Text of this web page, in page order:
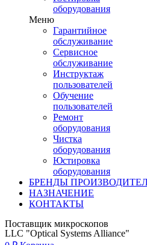
оборудования
Меню
Гарантийное
обслуживание
Сервисное
обслуживание
Инструктаж
пользователей
Обучение
пользователей
Ремонт
оборудования
Чистка
оборудования
Юстировка
оборудования
БРЕНДЫ
НАЗНАЧЕНИЕ
КОНТАКТЫ
Поставщик микроскопов
LLC "Optical Systems Alliance"